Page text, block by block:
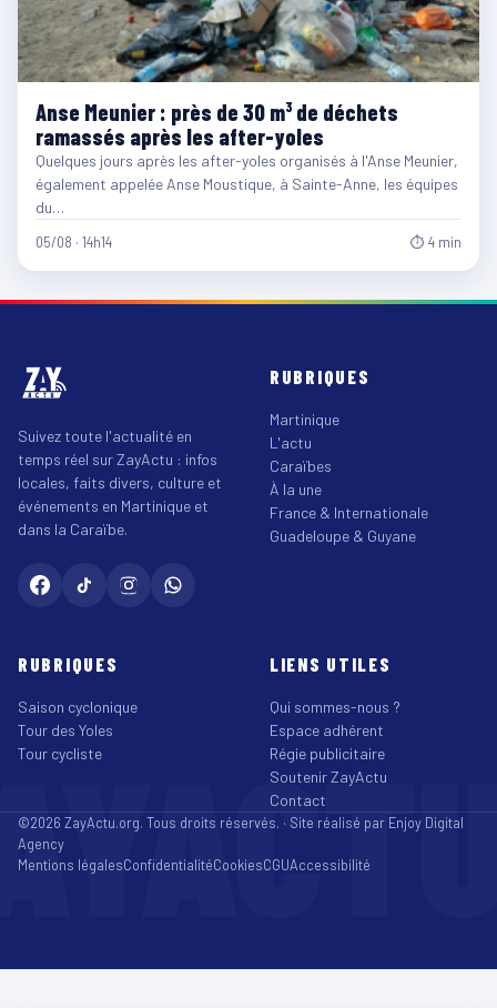
Anse Meunier : près de 30 m³ de déchets
ramassés après les after-yoles
Quelques jours après les after-yoles organisés à l'Anse Meunier,
également appelée Anse Moustique, à Sainte-Anne, les équipes
du…
05/08 · 14h14 ⏱ 4 min
Suivez toute l'actualité en
temps réel sur ZayActu : infos
locales, faits divers, culture et
événements en Martinique et
dans la Caraïbe.
RUBRIQUES
Martinique
L'actu
Caraïbes
À la une
France & Internationale
Guadeloupe & Guyane
RUBRIQUES
Saison cyclonique
Tour des Yoles
Tour cycliste
LIENS UTILES
Qui sommes-nous ?
Espace adhérent
Régie publicitaire
Soutenir ZayActu
Contact
©2026 ZayActu.org. Tous droits réservés. · Site réalisé par Enjoy Digital
Agency
Mentions légalesConfidentialitéCookiesCGUAccessibilité